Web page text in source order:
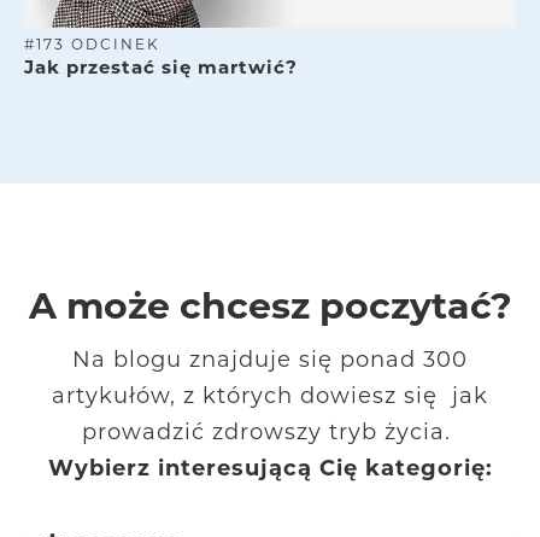
# 173 ODCINEK
Jak przestać się martwić?
A może chcesz poczytać?
Na blogu znajduje się ponad 300
artykułów, z których dowiesz się jak
prowadzić zdrowszy tryb życia.
Wybierz interesującą Cię kategorię: